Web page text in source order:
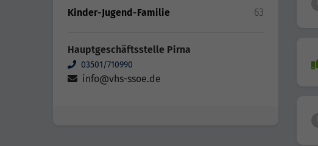
Kinder-Jugend-Familie
63
Hauptgeschäftsstelle Pirna
03501/710990
info@vhs-ssoe.de